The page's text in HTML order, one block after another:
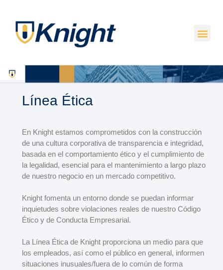
Línea Ética
En Knight estamos comprometidos con la construcción
de una cultura corporativa de transparencia e integridad,
basada en el comportamiento ético y el cumplimiento de
la legalidad, esencial para el mantenimiento a largo plazo
de nuestro negocio en un mercado competitivo.
Knight fomenta un entorno donde se puedan informar
inquietudes sobre violaciones reales de nuestro Código
Ético y de Conducta Empresarial.
La Línea Ética de Knight proporciona un medio para que
los empleados, así como el público en general, informen
situaciones inusuales/fuera de lo común de forma